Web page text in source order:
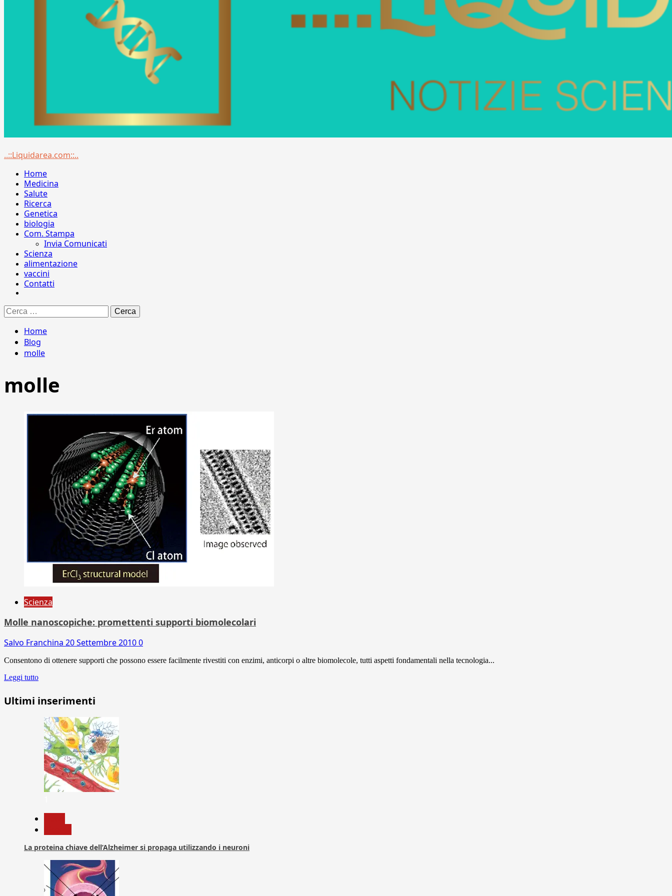
Menu
..::Liquidarea.com::..
Home
Medicina
Salute
Ricerca
Genetica
biologia
Com. Stampa
Invia Comunicati
Scienza
alimentazione
vaccini
Contatti
Ricerca
per:
Home
Blog
molle
molle
Scienza
Molle nanoscopiche: promettenti supporti biomolecolari
Salvo Franchina 20 Settembre 20100
Consentono di ottenere supporti che possono essere facilmente rivestiti con enzimi, anticorpi o altre biomolecole, tutti aspetti fondamentali nella tecnologia...
Leggi tutto
Ultimi inserimenti
La proteina chiave dell’Alzheimer si propaga utilizzando i neuroni